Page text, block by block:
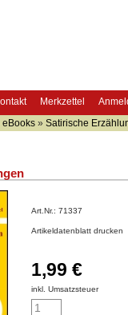
Merkzettel
eBooks » Satirische
Art.Nr.: 71337
Artikeldatenblatt drucken
1,99 €
inkl. Umsatzsteuer